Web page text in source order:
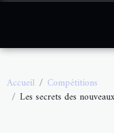
Accueil
Compétitions
Les secrets des